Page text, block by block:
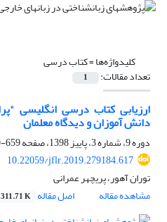
کلیدواژه‌ها =کتاب درسی
تعداد مقالات: 1
دانش آموزان و دیدگاه معلمان
دوره 9، شماره 3، پاییز 1398، صفحه
659-690
10.22059/jflr.2019.279184.617
توران آهور، پریچهر عمرانی
مشاهده مقاله
اصل مقاله 311.71 K